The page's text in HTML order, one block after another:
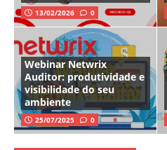
13/02/2026 0
Webinar Netwrix
Auditor: produtividade e
visibilidade do seu
ambiente
25/07/2025 0